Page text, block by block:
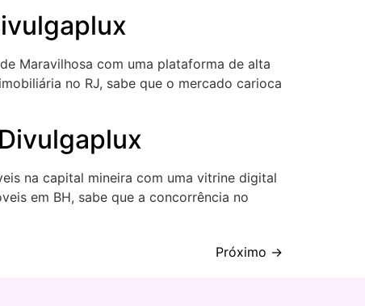
Maravilhosa com uma plataforma de alta
no RJ, sabe que o mercado carioca
na capital mineira com uma vitrine digital
em BH, sabe que a concorrência no
Próximo →